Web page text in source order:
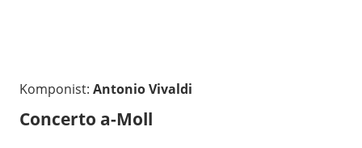
Komponist: Antonio Vivaldi
Concerto a-Moll